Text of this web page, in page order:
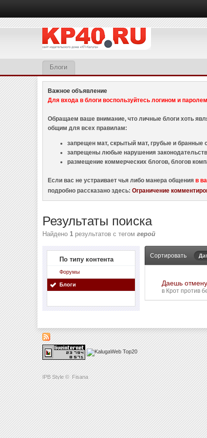
IPB Style © Fisana
Блоги
Важное объявление
Для входа в блоги воспользуйтесь логином и
Обращаем ваше внимание, что личные блоги хоть
общим для всех правилам:
запрещен мат, скрытый мат, грубые и бранные
запрещены любые нарушения
размещение коммерческих блогов, блогов
Если вас не устраивает чья либо манера общенияв
подробно рассказано здесь:Ограничение
Результаты поиска
Найдено1 результатов с тегомгерой
По типу контента
Форумы
Блоги
Сортировать
Даешь
в Крот против